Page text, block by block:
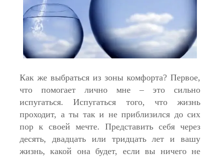
Как же выбраться из зоны комфорта? Первое,
что помогает лично мне – это сильно
испугаться. Испугаться того, что жизнь
проходит, а ты так и не приблизился до сих
пор к своей мечте. Представить себя через
десять, двадцать или тридцать лет и вашу
жизнь, какой она будет, если вы ничего не